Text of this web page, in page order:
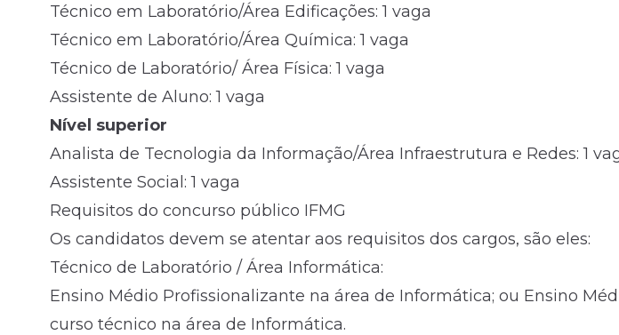
Técnico em Laboratório/Área Edificações: 1 vaga
Técnico em Laboratório/Área Química: 1 vaga
Técnico de Laboratório/ Área Física: 1 vaga
Assistente de Aluno: 1 vaga
Nível superior
Analista de Tecnologia da Informação/Área Infraestrutura e Redes: 1
Assistente Social: 1 vaga
Requisitos do concurso público IFMG
Os candidatos devem se atentar aos requisitos dos cargos, são eles:
Técnico de Laboratório / Área Informática:
Ensino Médio Profissionalizante na área de Informática; ou Ensino
curso técnico na área de Informática.